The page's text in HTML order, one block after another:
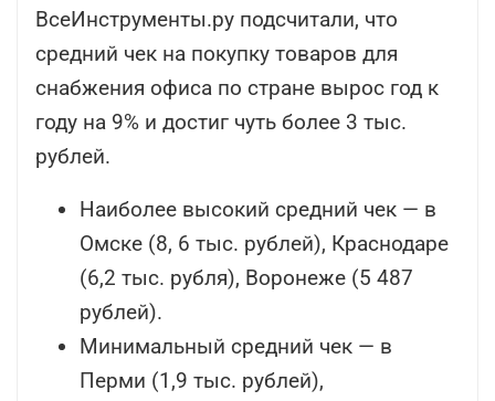
ВсеИнструменты.ру подсчитали, что
средний чек на покупку товаров для
снабжения офиса по стране вырос год к
году на 9% и достиг чуть более 3 тыс.
рублей.
Наиболее высокий средний чек — в
Омске (8, 6 тыс. рублей), Краснодаре
(6,2 тыс. рубля), Воронеже (5 487
рублей).
Минимальный средний чек — в
Перми (1,9 тыс. рублей),